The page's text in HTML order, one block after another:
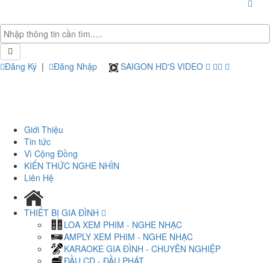
Đăng Ký | Đăng Nhập SAIGON HD'S VIDEO
Giới Thiệu
Tin tức
Vì Cộng Đồng
KIẾN THỨC NGHE NHÌN
Liên Hệ
THIẾT BỊ GIA ĐÌNH
LOA XEM PHIM - NGHE NHẠC
AMPLY XEM PHIM - NGHE NHẠC
KARAOKE GIA ĐÌNH - CHUYÊN NGHIỆP
ĐẦU CD - ĐẦU PHÁT